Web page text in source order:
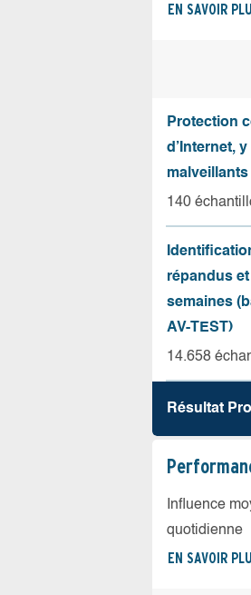
EN SAVOIR
Protection
d’Internet,
140
répandus
semaines
AV-TEST)
14.658
Résultat
Influence
quotidienne
EN SAVOIR